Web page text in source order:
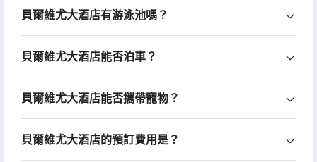
貝爾維尤大酒店有游泳池嗎？
貝爾維尤大酒店能否泊車？
貝爾維尤大酒店能否攜帶寵物？
貝爾維尤大酒店的預訂費用是？